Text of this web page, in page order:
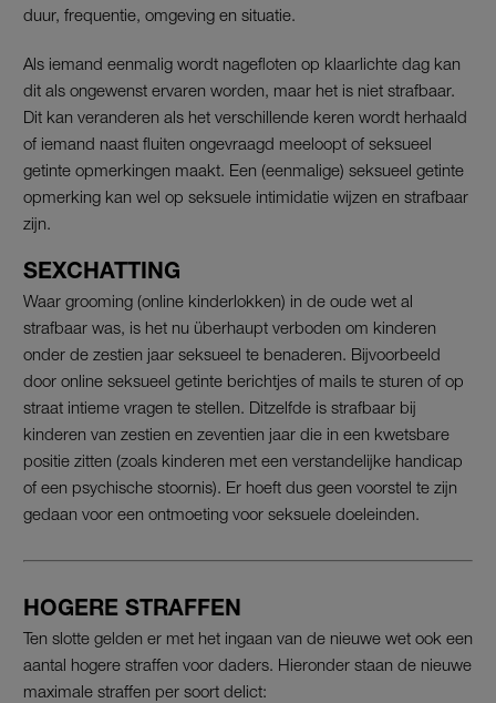
duur, frequentie, omgeving en situatie.
Als iemand eenmalig wordt nagefloten op klaarlichte dag kan
dit als ongewenst ervaren worden, maar het is niet strafbaar.
Dit kan veranderen als het verschillende keren wordt herhaald
of iemand naast fluiten ongevraagd meeloopt of seksueel
getinte opmerkingen maakt. Een (eenmalige) seksueel getinte
opmerking kan wel op seksuele intimidatie wijzen en strafbaar
zijn.
SEXCHATTING
Waar grooming (online kinderlokken) in de oude wet al
strafbaar was, is het nu überhaupt verboden om kinderen
onder de zestien jaar seksueel te benaderen. Bijvoorbeeld
door online seksueel getinte berichtjes of mails te sturen of op
straat intieme vragen te stellen. Ditzelfde is strafbaar bij
kinderen van zestien en zeventien jaar die in een kwetsbare
positie zitten (zoals kinderen met een verstandelijke handicap
of een psychische stoornis). Er hoeft dus geen voorstel te zijn
gedaan voor een ontmoeting voor seksuele doeleinden.
HOGERE STRAFFEN
Ten slotte gelden er met het ingaan van de nieuwe wet ook een
aantal hogere straffen voor daders. Hieronder staan de nieuwe
maximale straffen per soort delict: